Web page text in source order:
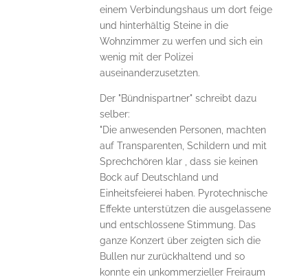
einem Verbindungshaus um dort feige
und hinterhältig Steine in die
Wohnzimmer zu werfen und sich ein
wenig mit der Polizei
auseinanderzusetzten.
Der "Bündnispartner" schreibt dazu
selber:
"Die anwesenden Personen, machten
auf Transparenten, Schildern und mit
Sprechchören klar , dass sie keinen
Bock auf Deutschland und
Einheitsfeierei haben. Pyrotechnische
Effekte unterstützen die ausgelassene
und entschlossene Stimmung. Das
ganze Konzert über zeigten sich die
Bullen nur zurückhaltend und so
konnte ein unkommerzieller Freiraum